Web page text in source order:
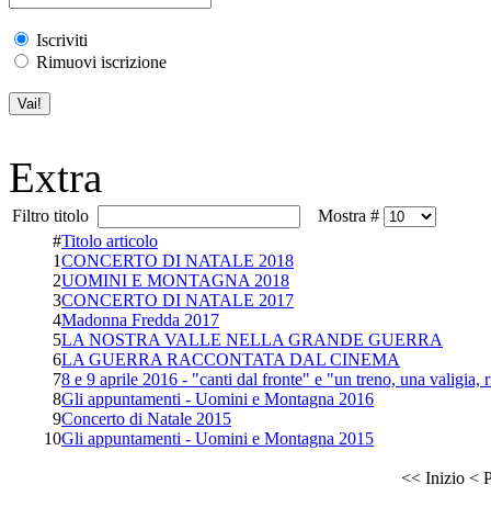
Iscriviti
Rimuovi iscrizione
Extra
Filtro titolo
Mostra #
#Titolo articolo
1CONCERTO DI NATALE 2018
2UOMINI E MONTAGNA 2018
3CONCERTO DI NATALE 2017
4Madonna Fredda 2017
5LA NOSTRA VALLE NELLA GRANDE GUERRA
6LA GUERRA RACCONTATA DAL CINEMA
78 e 9 aprile 2016 - "canti dal fronte" e "un treno, una valigia,
8Gli appuntamenti - Uomini e Montagna 2016
9Concerto di Natale 2015
10Gli appuntamenti - Uomini e Montagna 2015
<< Inizio<